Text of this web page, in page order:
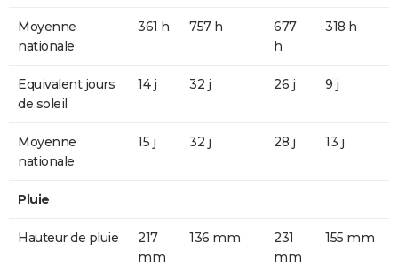
Moyenne
nationale
361 h 757 h
677
h
318 h
Equivalent jours
de soleil
14 j 32 j 26 j 9 j
Moyenne
nationale
15 j 32 j 28 j 13 j
Pluie
Hauteur de pluie
217
mm
136 mm
231
mm
155 mm